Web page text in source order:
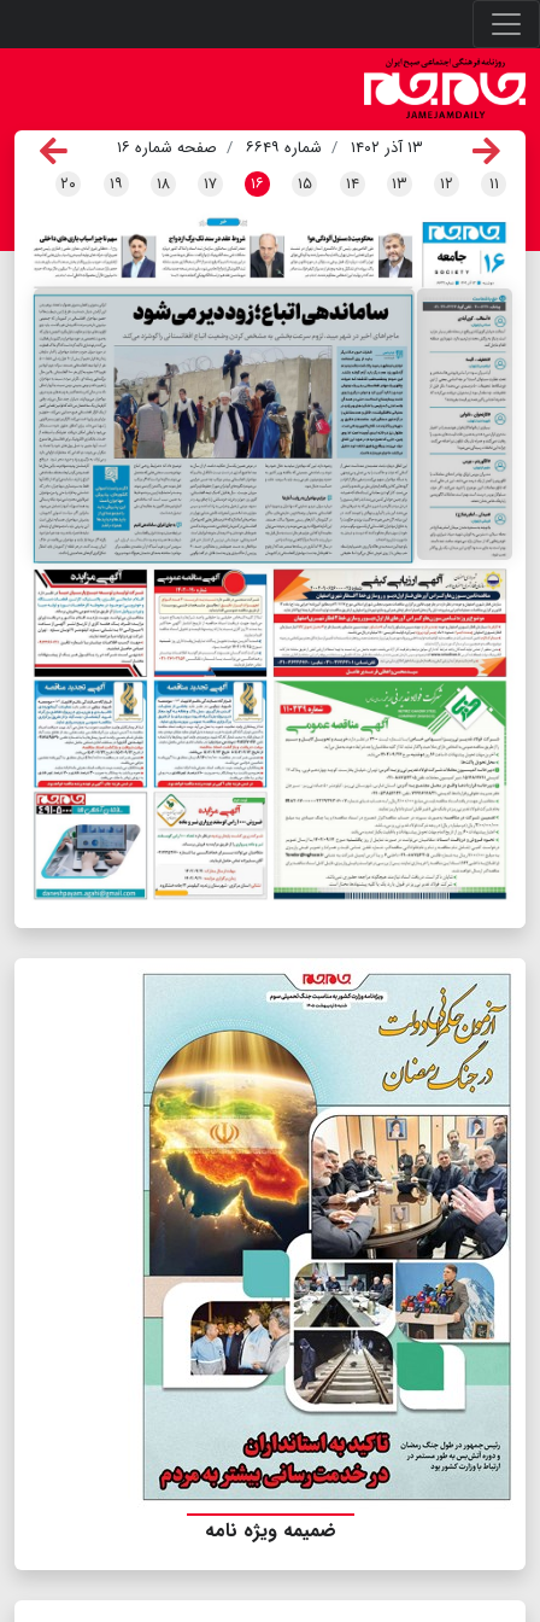
۱۳ آذر ۱۴۰۲ شماره ۶۶۴۹
صفحه شماره ۱۶
۱۱ ۱۲ ۱۳ ۱۴ ۱۵ ۱۶ ۱۷ ۱۸ ۱۹ ۲۰
ضمیمه ویژه نامه